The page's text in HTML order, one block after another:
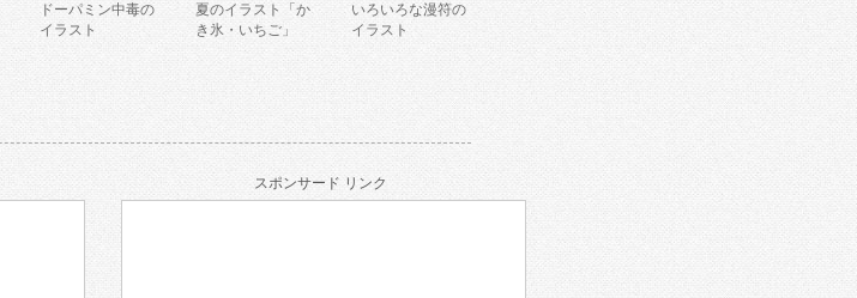
ドーパミン中毒の
イラスト
夏のイラスト「か
き氷・いちご」
いろいろな漫符の
イラスト
スポンサード リンク